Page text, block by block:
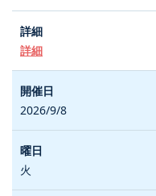
詳細
2026/9/8
火